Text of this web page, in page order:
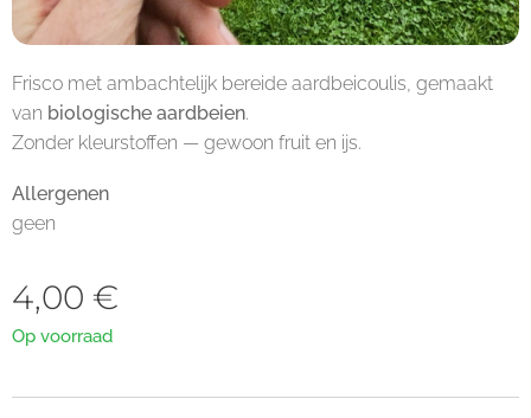
Frisco met ambachtelijk bereide aardbeicoulis, gemaakt
van biologische aardbeien.
Zonder kleurstoffen — gewoon fruit en ijs.
Allergenen
geen
4,00 €
Op voorraad